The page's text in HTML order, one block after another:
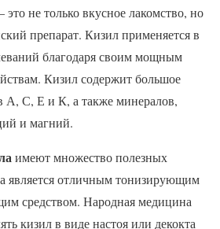
не только вкусное лакомство, но
препарат. Кизил применяется в
благодаря своим мощным
Кизил содержит большое
А, С, Е и К, а также минералов,
и магний.
имеют множество полезных
является отличным тонизирующим
средством. Народная медицина
кизил в виде настоя или декокта